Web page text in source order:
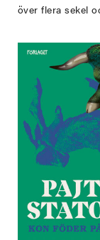
över flera sekel